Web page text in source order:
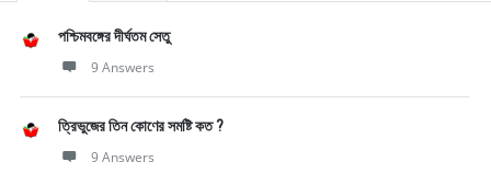
পশ্চিমবঙ্গের দীর্ঘতম সেতু
9 Answers
ত্রিভুজের তিন কোণের সমষ্টি কত ?
9 Answers